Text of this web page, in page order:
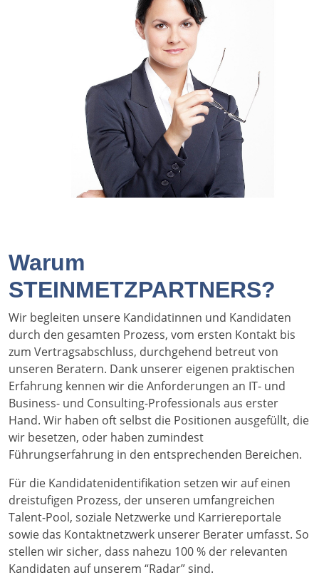
Warum
STEINMETZPARTNERS?
Wir begleiten unsere Kandidatinnen und Kandidaten
durch den gesamten Prozess, vom ersten Kontakt bis
zum Vertragsabschluss, durchgehend betreut von
unseren Beratern. Dank unserer eigenen praktischen
Erfahrung kennen wir die Anforderungen an IT- und
Business- und Consulting-Professionals aus erster
Hand. Wir haben oft selbst die Positionen ausgefüllt, die
wir besetzen, oder haben zumindest
Führungserfahrung in den entsprechenden Bereichen.
Für die Kandidatenidentifikation setzen wir auf einen
dreistufigen Prozess, der unseren umfangreichen
Talent-Pool, soziale Netzwerke und Karriereportale
sowie das Kontaktnetzwerk unserer Berater umfasst. So
stellen wir sicher, dass nahezu 100 % der relevanten
Kandidaten auf unserem “Radar” sind.